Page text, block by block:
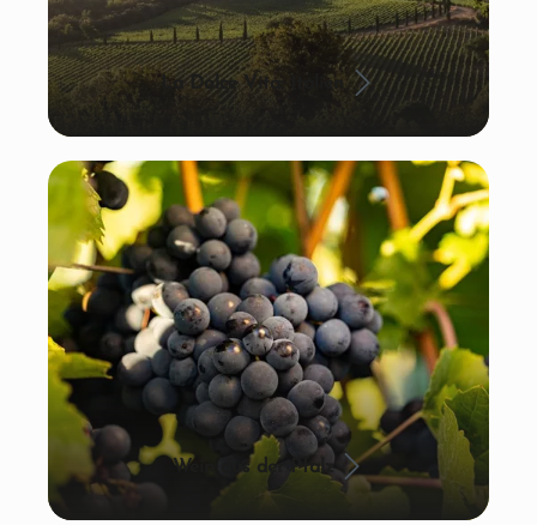
La Dolce Vita: Italien
Wein aus der Pfalz